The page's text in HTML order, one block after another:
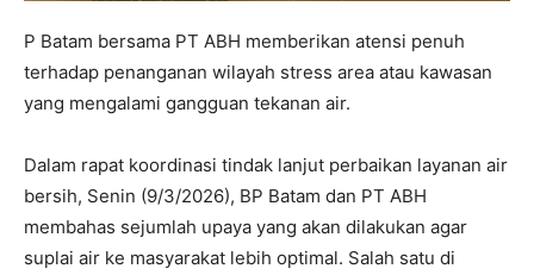
P Batam bersama PT ABH memberikan atensi penuh
terhadap penanganan wilayah stress area atau kawasan
yang mengalami gangguan tekanan air.
Dalam rapat koordinasi tindak lanjut perbaikan layanan air
bersih, Senin (9/3/2026), BP Batam dan PT ABH
membahas sejumlah upaya yang akan dilakukan agar
suplai air ke masyarakat lebih optimal. Salah satu di